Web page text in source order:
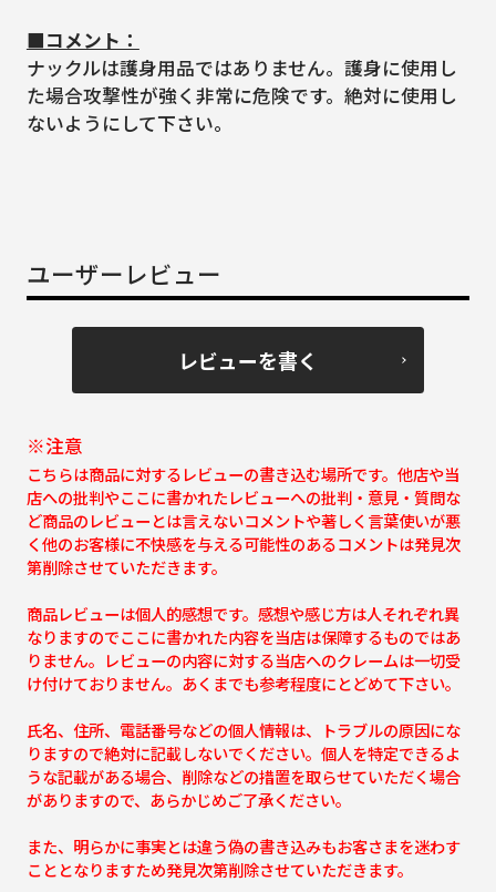
■コメント：
ナックルは護身用品ではありません。護身に使用し
た場合攻撃性が強く非常に危険です。絶対に使用し
ないようにして下さい。
ユーザーレビュー
レビューを書く
※注意
こちらは商品に対するレビューの書き込む場所です。他店や当
店への批判やここに書かれたレビューへの批判・意見・質問な
ど商品のレビューとは言えないコメントや著しく言葉使いが悪
く他のお客様に不快感を与える可能性のあるコメントは発見次
第削除させていただきます。
商品レビューは個人的感想です。感想や感じ方は人それぞれ異
なりますのでここに書かれた内容を当店は保障するものではあ
りません。レビューの内容に対する当店へのクレームは一切受
け付けておりません。あくまでも参考程度にとどめて下さい。
氏名、住所、電話番号などの個人情報は、トラブルの原因にな
りますので絶対に記載しないでください。個人を特定できるよ
うな記載がある場合、削除などの措置を取らせていただく場合
がありますので、あらかじめご了承ください。
また、明らかに事実とは違う偽の書き込みもお客さまを迷わす
こととなりますため発見次第削除させていただきます。